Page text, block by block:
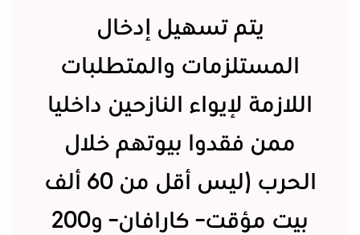
يتم تسهيل إدخال
المستلزمات والمتطلبات
اللازمة لإيواء النازحين داخليا
ممن فقدوا بيوتهم خلال
الحرب (ليس أقل من 60 ألف
بيت مؤقت– كارافان– و200